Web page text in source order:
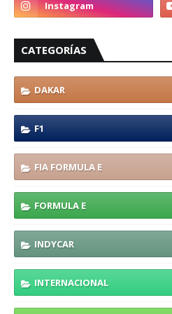
CATEGORÍAS
DAKAR
F1
FIA FORMULA E
FORMULA E
INDYCAR
INTERNACIONAL